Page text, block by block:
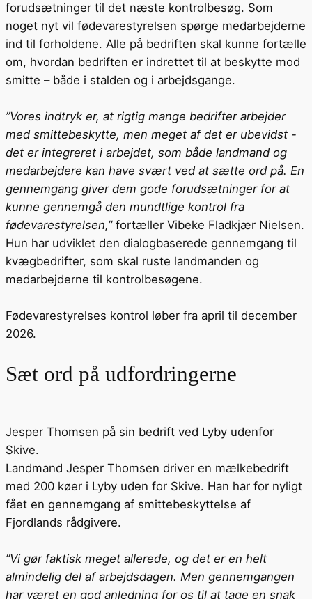
forudsætninger til det næste kontrolbesøg. Som
noget nyt vil fødevarestyrelsen spørge medarbejderne
ind til forholdene. Alle på bedriften skal kunne fortælle
om, hvordan bedriften er indrettet til at beskytte mod
smitte – både i stalden og i arbejdsgange.
”Vores indtryk er, at rigtig mange bedrifter arbejder
med smittebeskytte, men meget af det er ubevidst -
det er integreret i arbejdet, som både landmand og
medarbejdere kan have svært ved at sætte ord på. En
gennemgang giver dem gode forudsætninger for at
kunne gennemgå den mundtlige kontrol fra
fødevarestyrelsen,” fortæller Vibeke Fladkjær Nielsen.
Hun har udviklet den dialogbaserede gennemgang til
kvægbedrifter, som skal ruste landmanden og
medarbejderne til kontrolbesøgene.
Fødevarestyrelses kontrol løber fra april til december
2026.
Sæt ord på udfordringerne
Jesper Thomsen på sin bedrift ved Lyby udenfor
Skive.
Landmand Jesper Thomsen driver en mælkebedrift
med 200 køer i Lyby uden for Skive. Han har for nyligt
fået en gennemgang af smittebeskyttelse af
Fjordlands rådgivere.
”Vi gør faktisk meget allerede, og det er en helt
almindelig del af arbejdsdagen. Men gennemgangen
har været en god anledning for os til at tage en snak